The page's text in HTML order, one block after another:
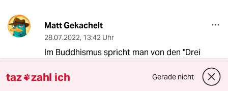
Matt Gekachelt
28.07.2022, 13:42 Uhr
Im Buddhismus spricht man von den "Drei
Buddhaschaft zu verwirklichen, d.h ein
taz zahl ich Gerade nicht